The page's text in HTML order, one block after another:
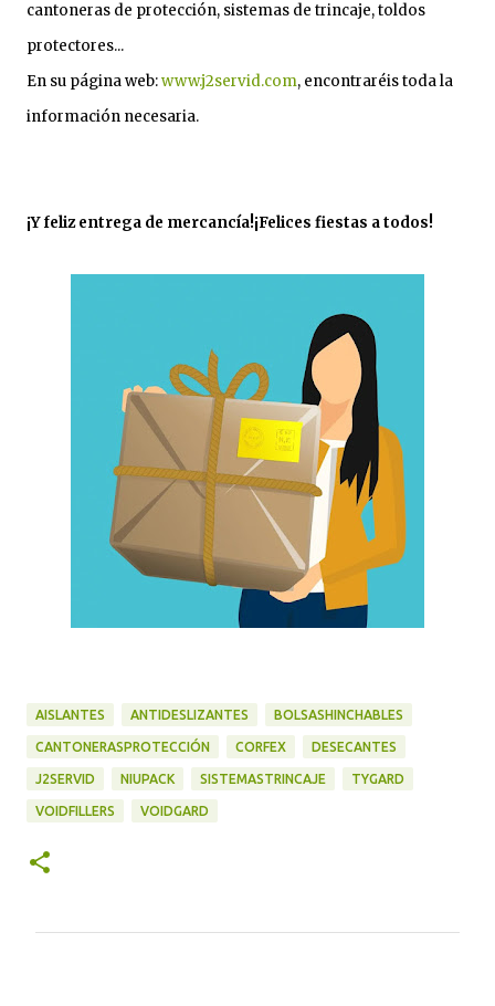
cantoneras de protección, sistemas de trincaje, toldos
protectores...
En su página web:www.j2servid.com, encontraréis toda la
información necesaria.
¡Y feliz entrega de mercancía!¡Felices fiestas a todos!
AISLANTES ANTIDESLIZANTES BOLSASHINCHABLES
CANTONERASPROTECCIÓN CORFEX DESECANTES
J2SERVID NIUPACK SISTEMASTRINCAJE TYGARD
VOIDFILLERS VOIDGARD